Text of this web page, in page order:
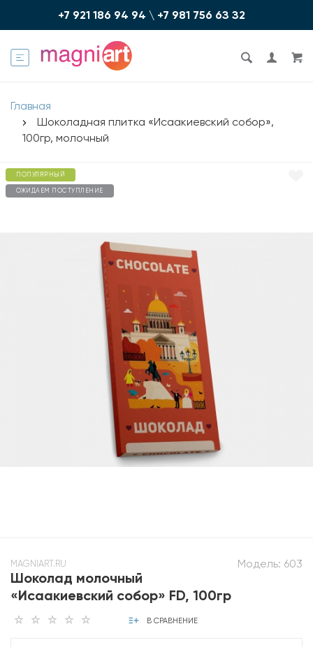
+7 921 186 94 94 \ +7 981 756 6З З2
Главная
Шоколадная плитка «Исаакиевский собор»,
100гр, молочный
ПОПУЛЯРНЫЙ
ОЖИДАЕМ ПОСТУПЛЕНИЕ
Модель: 603
MAGNIART.RU
Шоколад молочный
«Исаакиевский собор» FD, 100гр
В СРАВНЕНИЕ